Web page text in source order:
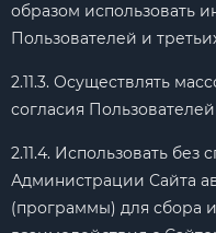
образом использовать
Пользователей и
2.11.3. Осуществлять
согласия
2.11.4. Использовать
Администрации Сайта
(программы) для сбора